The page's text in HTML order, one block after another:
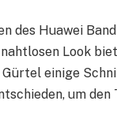
des Huawei
Look
einige
um